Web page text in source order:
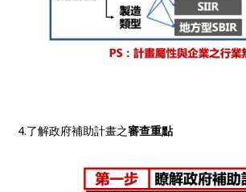
4.了解政府補助計畫之審查重點